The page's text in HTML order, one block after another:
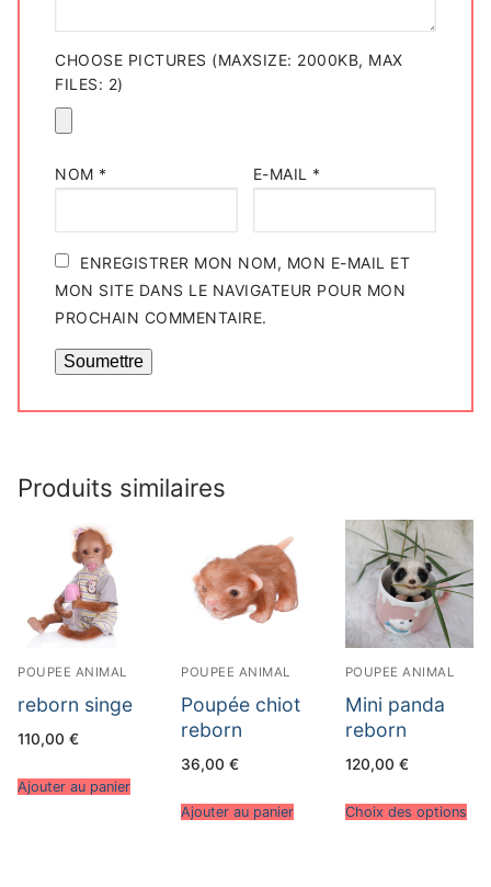
CHOOSE PICTURES (MAXSIZE: 2000KB, MAX
FILES: 2)
NOM * E-MAIL *
ENREGISTRER MON NOM, MON E-MAIL ET
MON SITE DANS LE NAVIGATEUR POUR MON
PROCHAIN COMMENTAIRE.
Produits similaires
POUPEE ANIMAL
reborn singe
110,00 €
Ajouter au panier
POUPEE ANIMAL
Poupée chiot
reborn
36,00€
Ajouter au panier
POUPEE ANIMAL
Mini panda
reborn
120,00 €
Choix des options